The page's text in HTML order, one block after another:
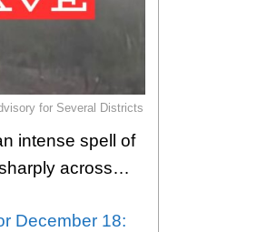
for Several Districts
intense spell of
across…
December 18: